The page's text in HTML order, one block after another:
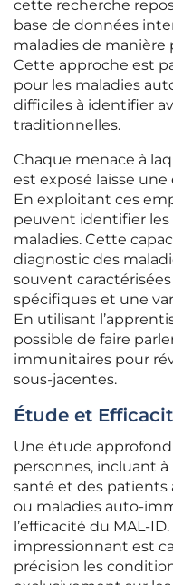
cette recherche
base de données
maladies de manière
Cette approche est
pour les maladies
difficiles à identifier
traditionnelles.
Chaque menace à
est exposé laisse
En exploitant ces
peuvent identifier
maladies. Cette
diagnostic des
souvent
spécifiques et une
En utilisant
possible de faire
immunitaires pour
sous-jacentes.
Étude et
Une étude
personnes, incluant
santé et des
ou maladies auto-
l’efficacité du MAL-
impressionnant est
précision les